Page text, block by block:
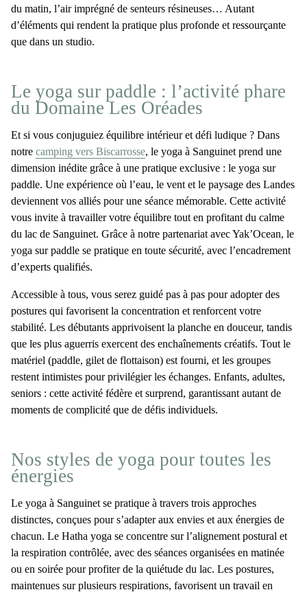
du matin, l’air imprégné de senteurs résineuses… Autant
d’éléments qui rendent la pratique plus profonde et ressourçante
que dans un studio.
Le yoga sur paddle : l’activité phare
du Domaine Les Oréades
Et si vous conjuguiez équilibre intérieur et défi ludique ? Dans
notre camping vers Biscarrosse, le yoga à Sanguinet prend une
dimension inédite grâce à une pratique exclusive : le yoga sur
paddle. Une expérience où l’eau, le vent et le paysage des Landes
deviennent vos alliés pour une séance mémorable. Cette activité
vous invite à travailler votre équilibre tout en profitant du calme
du lac de Sanguinet. Grâce à notre partenariat avec Yak’Ocean, le
yoga sur paddle se pratique en toute sécurité, avec l’encadrement
d’experts qualifiés.
Accessible à tous, vous serez guidé pas à pas pour adopter des
postures qui favorisent la concentration et renforcent votre
stabilité. Les débutants apprivoisent la planche en douceur, tandis
que les plus aguerris exercent des enchaînements créatifs. Tout le
matériel (paddle, gilet de flottaison) est fourni, et les groupes
restent intimistes pour privilégier les échanges. Enfants, adultes,
seniors : cette activité fédère et surprend, garantissant autant de
moments de complicité que de défis individuels.
Nos styles de yoga pour toutes les
énergies
Le yoga à Sanguinet se pratique à travers trois approches
distinctes, conçues pour s’adapter aux envies et aux énergies de
chacun. Le Hatha yoga se concentre sur l’alignement postural et
la respiration contrôlée, avec des séances organisées en matinée
ou en soirée pour profiter de la quiétude du lac. Les postures,
maintenues sur plusieurs respirations, favorisent un travail en